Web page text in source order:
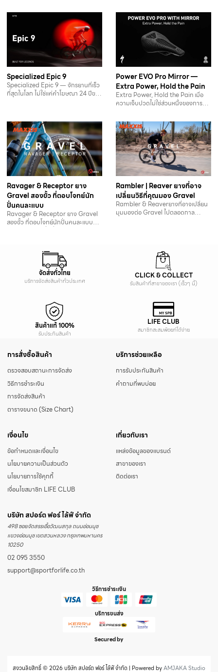
ครั้งในชีวิต:…
Specialized Epic 9
Specialized Epic 9 ― จักรยานที่เร็ว
ที่สุดในโลก ไม่ใช่แค่คำโฆษณา 24 ปีของ
Power EVO Pro Mirror —
Extra Power, Hold the Pain
Extra Power, Hold the Pain เมื่อ
ความเจ็บปวดไม่ใช่ส่วนหนึ่งของการปั่น
Ravager & Receptor ยาง
Gravel สองขั้ว ที่ตอบโจทย์นัก
ปั่นคนละแบบ
Ravager & Receptor ยาง Gravel
สองขั้ว ที่ตอบโจทย์นักปั่นคนละแบบ
Rambler | Reaver ยางที่อาจ
เปลี่ยนวิธีที่คุณมอง Gravel
Rambler & Reaverยางที่อาจเปลี่ยน
มุมมองต่อ Gravel ไปตลอดกาล
จัดส่งทั่วไทย
บริการจัดส่งสินค้าทั่วประเทศ
CLICK & COLLECT
รับสินค้าที่สาขาของเรา (เร็วๆ นี้)
สินค้าแท้ 100%
รับประกันสินค้า
LIFE CLUB
สมาชิกสะสมพ้อยท์ได้ง่าย
การสั่งซื้อสินค้า
ตรวจสอบสถานะการจัดส่ง
วิธีการชำระเงิน
การจัดส่งสินค้า
ตารางขนาด (Size Chart)
บริการช่วยเหลือ
การรับประกันสินค้า
คำถามที่พบบ่อย
เงื่อนไข
ข้อกำหนดและเงื่อนไข
นโยบายความเป็นส่วนตัว
นโยบายการใช้คุกกี้
เงื่อนไขสมาชิก LIFE CLUB
เกี่ยวกับเรา
แหล่งข้อมูลของแบรนด์
สาขาของเรา
ติดต่อเรา
บริษัท สปอร์ต ฟอร์ ไล้ฟ์ จำกัด
498 ซอยจัดสรรเอื้อวัฒนสกุล ถนนอ่อนนุช
แขวงอ่อนนุช เขตสวนหลวง กรุงเทพมหานคร
10250
02 095 3550
support@sportforlife.co.th
วิธีการชำระเงิน
บริการขนส่ง
Secured by
สงวนลิขสิทธิ์ © 2026 บริษัท สปอร์ต ฟอร์ ไล้ฟ์ จำกัด | Powered byAMJAKA Studio